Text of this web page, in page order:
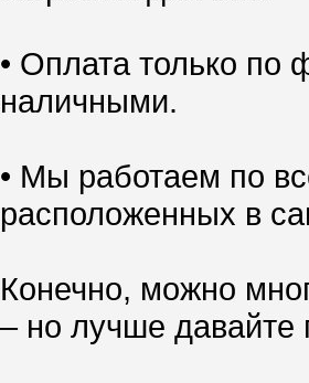
• Оплата только по
наличными.
• Мы работаем по
расположенных в
Конечно, можно
– но лучше